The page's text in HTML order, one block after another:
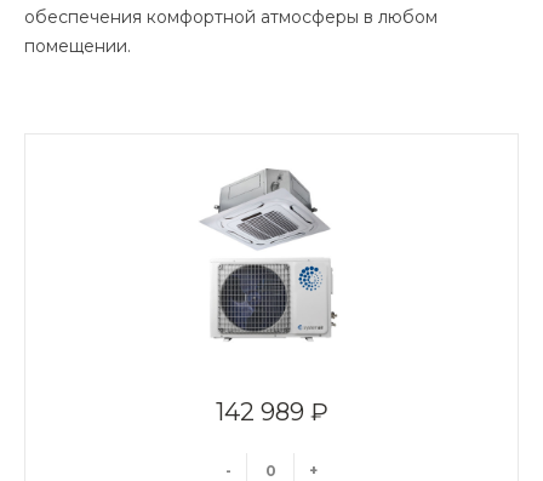
обеспечения комфортной атмосферы в любом
помещении.
142 989 ₽
- +